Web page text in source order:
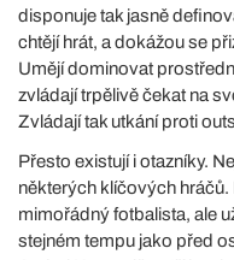
disponuje tak jasně
chtějí hrát, a dokážou se
Umějí dominovat
zvládají trpělivě čekat na
Zvládají tak utkání proti
Přesto existují i otazníky.
některých klíčových hráčů.
mimořádný fotbalista, ale
stejném tempu jako před